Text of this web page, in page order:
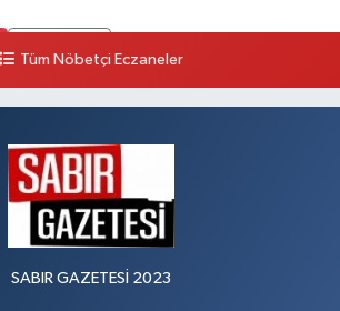
Tüm Nöbetçi Eczaneler
SABIR GAZETESİ 2023